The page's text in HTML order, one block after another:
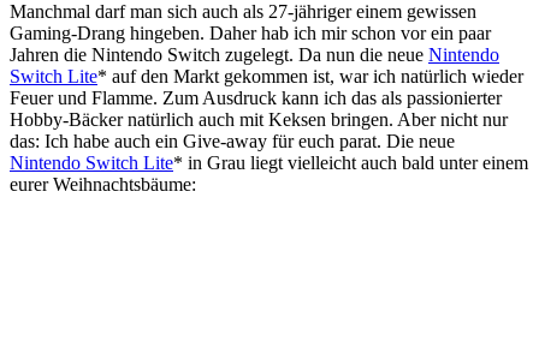
Manchmal darf man sich auch als 27-jähriger einem gewissen
Gaming-Drang hingeben. Daher hab ich mir schon vor ein paar
Jahren die Nintendo Switch zugelegt. Da nun die neue Nintendo
Switch Lite* auf den Markt gekommen ist, war ich natürlich wieder
Feuer und Flamme. Zum Ausdruck kann ich das als passionierter
Hobby-Bäcker natürlich auch mit Keksen bringen. Aber nicht nur
das: Ich habe auch ein Give-away für euch parat. Die neue
Nintendo Switch Lite* in Grau liegt vielleicht auch bald unter einem
eurer Weihnachtsbäume: